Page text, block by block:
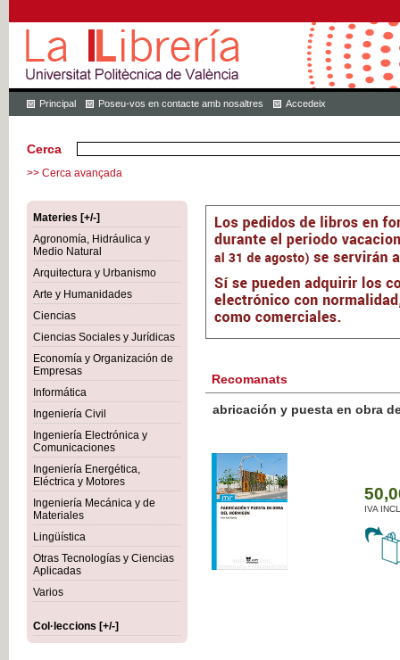
Principal Poseu-vos en contacte amb nosaltres Accedeix
Cerca
>> Cerca avançada
Materies [+/-]
Agronomía, Hidráulica y
Medio Natural
Arquitectura y Urbanismo
Arte y Humanidades
Ciencias
Ciencias Sociales y Jurídicas
Economía y Organización de
Empresas
Informática
Ingeniería Civil
Ingeniería Electrónica y
Comunicaciones
Ingeniería Energética,
Eléctrica y Motores
Ingeniería Mecánica y de
Materiales
Lingüística
Otras Tecnologías y Ciencias
Aplicadas
Varios
Col·leccions [+/-]
Recomanats
Botánica Agroalimentaria
IVA